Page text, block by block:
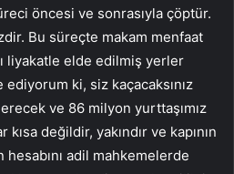
öncesi ve sonrasıyla çöptür.
Bu süreçte makam menfaat
liyakatle elde edilmiş yerler
ki, siz kaçacaksınız
ve 86 milyon yurttaşımız
değildir, yakındır ve kapının
adil mahkemelerde